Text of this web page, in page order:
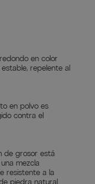
en color
repelente al
en polvo es
contra el
de grosor está
mezcla
resistente a la
piedra natural.